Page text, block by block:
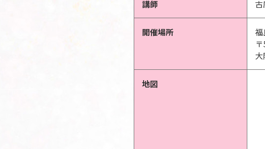
講師
開催場所
地図